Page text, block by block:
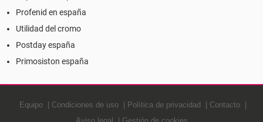
Profenid en españa
Utilidad del cromo
Postday españa
Primosiston españa
Equipo Condiciones de uso Política de privacidad
Contacto